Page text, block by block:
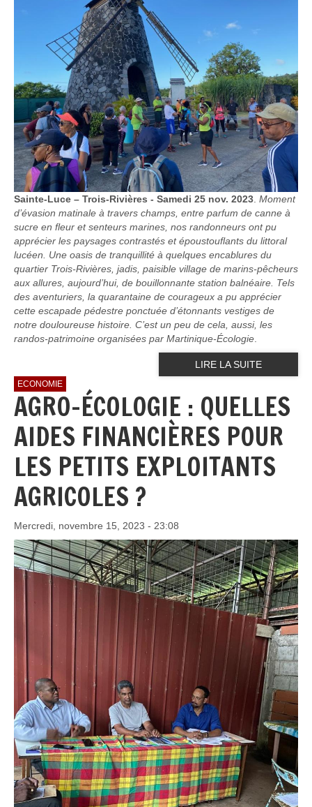
Sainte-Luce – Trois-Rivières - Samedi 25 nov. 2023 Moment
d’évasion matinale à travers champs, entre parfum de canne à
sucre en fleur et senteurs marines, nos randonneurs ont pu
apprécier les paysages contrastés et époustouflants du littoral
lucéen. Une oasis de tranquillité à quelques encablures du
quartier Trois-Rivières, jadis, paisible village de marins-pêcheurs
aux allures, aujourd’hui, de bouillonnante station balnéaire. Tels
des aventuriers, la quarantaine de courageux a pu apprécier
cette escapade pédestre ponctuée d’étonnants vestiges de
notre douloureuse histoire. C’est un peu de cela, aussi, les
randos-patrimoine organisées par Martinique-Écologie
LIRE LA SUITE
ECONOMIE
AGRO-ÉCOLOGIE : QUELLES
AIDES FINANCIÈRES POUR
LES PETITS EXPLOITANTS
AGRICOLES ?
Mercredi, novembre 15, 2023 - 23:08